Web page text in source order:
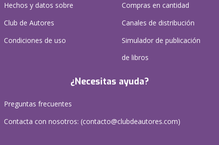
Hechos y datos sobre
Club de Autores
Condiciones de uso
Compras en cantidad
Canales de distribución
Simulador de publicación
de libros
¿Necesitas ayuda?
Preguntas frecuentes
Contacta con nosotros: (contacto@clubdeautores.com)